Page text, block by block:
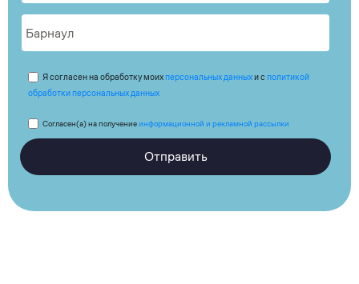
Я согласен на обработку моих персональных данныхи с политикой
обработки персональных данных
Согласен(а) на получениеинформационной и рекламной рассылки
Отправить